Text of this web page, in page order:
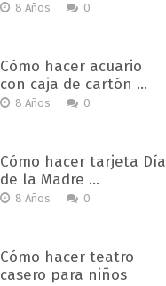
8 Años 0
Cómo hacer acuario
con caja de cartón …
8 Años 0
Cómo hacer tarjeta Día
de la Madre …
8 Años 0
Cómo hacer teatro
casero para niños